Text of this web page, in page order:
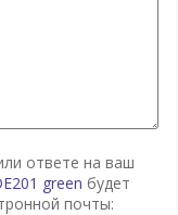
ответе на ваш
green будет
почты: